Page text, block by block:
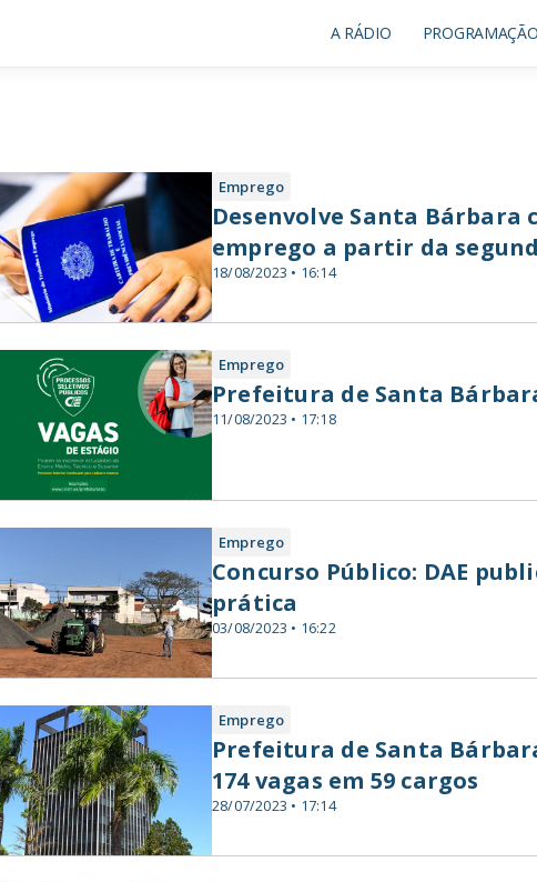
A RÁDIO PROGRAMAÇÃO
Emprego
18/08/2023 • 16:14
Desenvolve Santa Bárbara
emprego a partir da
Emprego
11/08/2023 • 17:18
Prefeitura de Santa
Emprego
03/08/2023 • 16:22
Concurso Público: DAE
prática
Emprego
28/07/2023 • 17:14
Prefeitura de Santa
174 vagas em 59 cargos